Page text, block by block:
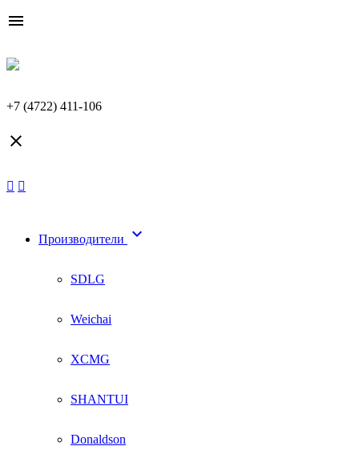

+7 (4722) 411-106

Производители 
SDLG
Weichai
XCMG
SHANTUI
Donaldson